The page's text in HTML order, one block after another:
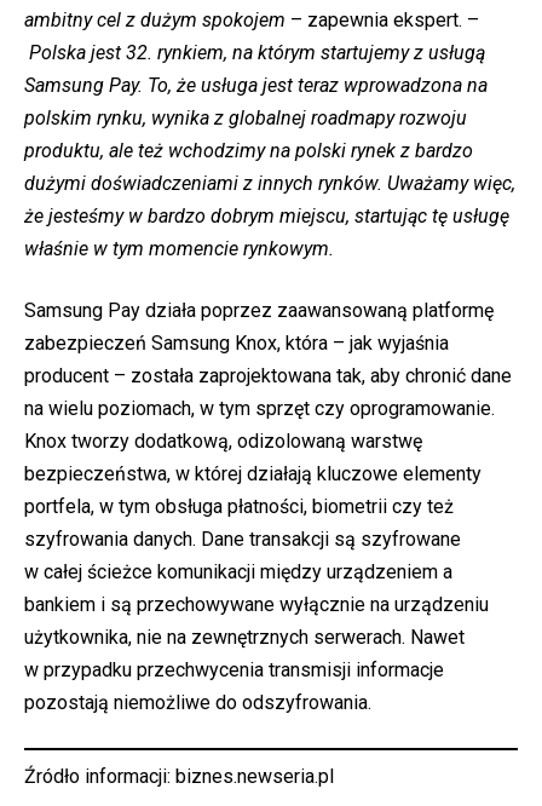
ambitny cel z dużym spokojem – zapewnia ekspert. –
Polska jest 32. rynkiem, na którym startujemy z usługą
Samsung Pay. To, że usługa jest teraz wprowadzona na
polskim rynku, wynika z globalnej roadmapy rozwoju
produktu, ale też wchodzimy na polski rynek z bardzo
dużymi doświadczeniami z innych rynków. Uważamy więc,
że jesteśmy w bardzo dobrym miejscu, startując tę usługę
właśnie w tym momencie rynkowym.
Samsung Pay działa poprzez zaawansowaną platformę
zabezpieczeń Samsung Knox, która – jak wyjaśnia
producent – została zaprojektowana tak, aby chronić dane
na wielu poziomach, w tym sprzęt czy oprogramowanie.
Knox tworzy dodatkową, odizolowaną warstwę
bezpieczeństwa, w której działają kluczowe elementy
portfela, w tym obsługa płatności, biometrii czy też
szyfrowania danych. Dane transakcji są szyfrowane
w całej ścieżce komunikacji między urządzeniem a
bankiem i są przechowywane wyłącznie na urządzeniu
użytkownika, nie na zewnętrznych serwerach. Nawet
w przypadku przechwycenia transmisji informacje
pozostają niemożliwe do odszyfrowania.
Źródło informacji: biznes.newseria.pl